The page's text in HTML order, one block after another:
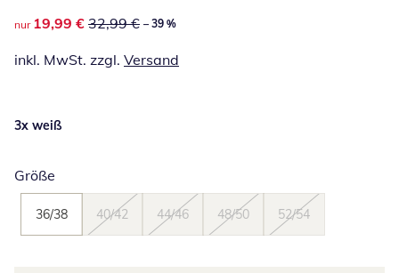
reduzierter Preis 19,99 €, vorheriger Preis: 32,99 €
nur 19,99 € 32,99 € – 39 %
inkl. MwSt. zzgl. Versand
3x weiß
Größe
36/38 40/42 44/46 48/50 52/54